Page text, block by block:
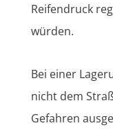
Reifendruck
würden.
Bei einer
nicht dem
Gefahren